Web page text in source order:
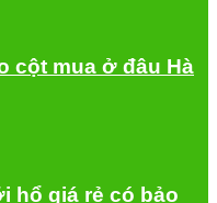
cột mua ở đâu Hà
hổ giá rẻ có bảo